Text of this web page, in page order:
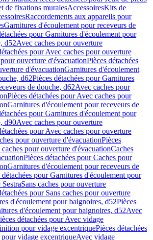
de fixations muralesAccessoiresKits de
Raccordements aux appareils pour
Garnitures d'écoulement pour receveurs de
pour Garnitures d'écoulement pour
d52Avec caches pour ouverture
pour Avec caches pour ouverture
ouverture d'évacuationPièces détachées
d'évacuationGarnitures d'écoulement
d62Pièces détachées pour Garnitures
de douche, d62Avec caches pour
Pièces détachées pour Avec caches pour
Garnitures d'écoulement pour receveurs de
pour Garnitures d'écoulement pour
d90Avec caches pour ouverture
pour Avec caches pour ouverture
pour ouverture d'évacuationPièces
caches pour ouverture d'évacuationCaches
Pièces détachées pour Caches pour
Garnitures d'écoulement pour receveurs de
détachées pour Garnitures d'écoulement pour
Sans caches pour ouverture
pour Sans caches pour ouverture
d'écoulement pour baignoires, d52Pièces
d'écoulement pour baignoires, d52Avec
détachées pour Avec vidage
pour vidage excentriquePièces détachées
vidage excentriqueAvec vidage